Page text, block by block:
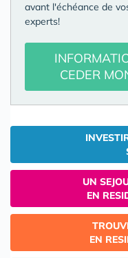
avant l'échéance de
experts!
CEDER
UN
EN
EN